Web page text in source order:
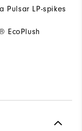
Pulsar LP-spikes
EcoPlush